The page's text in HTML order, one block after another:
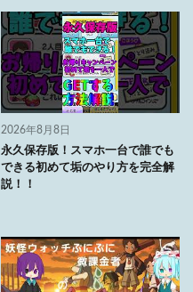
2026年8月8日
永久保存版！スマホ一台で誰でも
できる初めて垢のやり方を完全解
説！！